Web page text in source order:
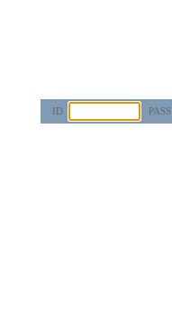
ID PASS